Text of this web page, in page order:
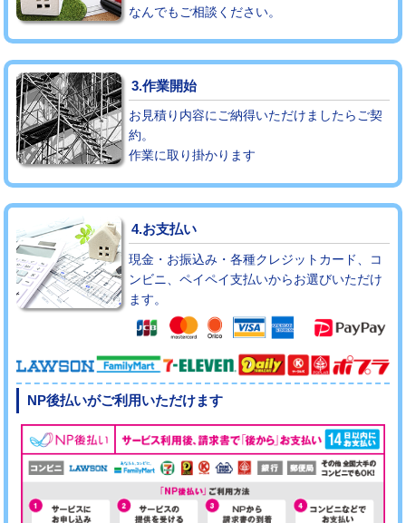
※給水管工事は20mmまでの価格です。
なんでもご相談ください。
3.作業開始
お見積り内容にご納得いただけましたらご契
約。
作業に取り掛かります
4.お支払い
現金・お振込み・各種クレジットカード、コ
ンビニ、ペイペイ支払いからお選びいただけ
ます。
NP後払いがご利用いただけます